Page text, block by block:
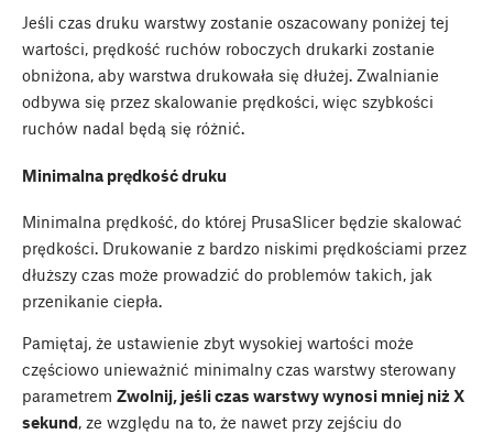
Jeśli czas druku warstwy zostanie oszacowany poniżej tej
wartości, prędkość ruchów roboczych drukarki zostanie
obniżona, aby warstwa drukowała się dłużej. Zwalnianie
odbywa się przez skalowanie prędkości, więc szybkości
ruchów nadal będą się różnić.
Minimalna prędkość druku
Minimalna prędkość, do której PrusaSlicer będzie skalować
prędkości. Drukowanie z bardzo niskimi prędkościami przez
dłuższy czas może prowadzić do problemów takich, jak
przenikanie ciepła.
Pamiętaj, że ustawienie zbyt wysokiej wartości może
częściowo unieważnić minimalny czas warstwy sterowany
parametrem Zwolnij, jeśli czas warstwy wynosi mniej niż X
sekund, ze względu na to, że nawet przy zejściu do